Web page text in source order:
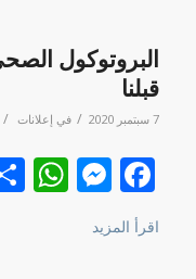
قبلنا
7 سبتمبر 2020 / في إعلانات /
اقرأ المزيد